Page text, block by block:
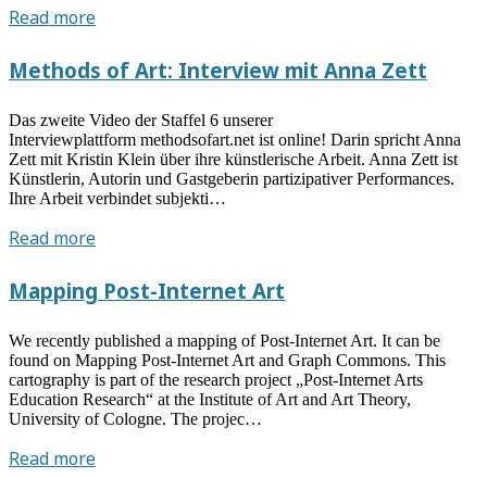
Die
der
Read moreiBelieve
Ein
digitales
Forschungsprojekt
Methods of Art: Interview mit Anna Zett
Das zweite Video der Staffel 6 unserer
Interviewplattform methodsofart.net ist online! Darin spricht Anna
Zett mit Kristin Klein über ihre künstlerische Arbeit. Anna Zett ist
Künstlerin, Autorin und Gastgeberin partizipativer Performances.
Ihre Arbeit verbindet subjekti…
Read moreMethods
Art:
Interview
mit
Anna
Zett
Mapping Post-Internet Art
We recently published a mapping of Post-Internet Art. It can be
found on Mapping Post-Internet Art and Graph Commons. This
cartography is part of the research project „Post-Internet Arts
Education Research“ at the Institute of Art and Art Theory,
University of Cologne. The projec…
Read moreMapping